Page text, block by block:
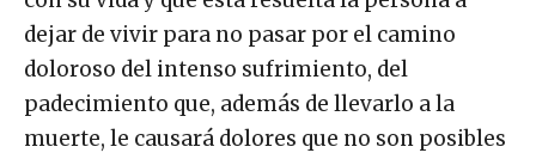
dejar de vivir para no pasar por el camino
doloroso del intenso sufrimiento, del
padecimiento que, además de llevarlo a la
muerte, le causará dolores que no son posibles